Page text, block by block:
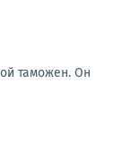
таможен. Он